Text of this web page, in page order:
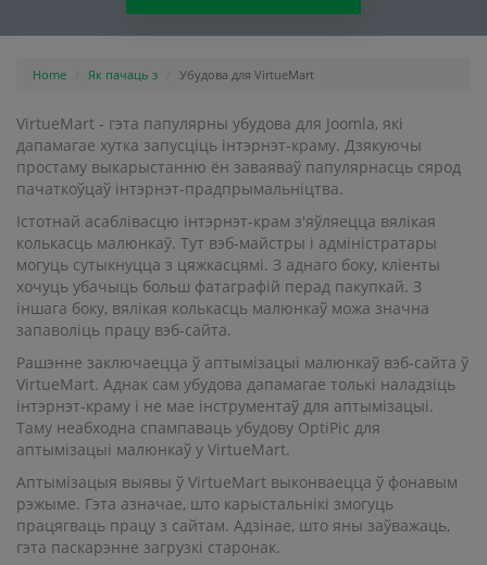
Home Як пачаць з Убудова для VirtueMart
VirtueMart - гэта папулярны убудова для Joomla, які
дапамагае хутка запусціць інтэрнэт-краму. Дзякуючы
простаму выкарыстанню ён заваяваў папулярнасць сярод
пачаткоўцаў інтэрнэт-прадпрымальніцтва.
Істотнай асаблівасцю інтэрнэт-крам з'яўляецца вялікая
колькасць малюнкаў. Тут вэб-майстры і адміністратары
могуць сутыкнуцца з цяжкасцямі. З аднаго боку, кліенты
хочуць убачыць больш фатаграфій перад пакупкай. З
іншага боку, вялікая колькасць малюнкаў можа значна
запаволіць працу вэб-сайта.
Рашэнне заключаецца ў аптымізацыі малюнкаў вэб-сайта ў
VirtueMart. Аднак сам убудова дапамагае толькі наладзіць
інтэрнэт-краму і не мае інструментаў для аптымізацыі.
Таму неабходна спампаваць убудову OptiPic для
аптымізацыі малюнкаў у VirtueMart.
Аптымізацыя выявы ў VirtueMart выконваецца ў фонавым
рэжыме. Гэта азначае, што карыстальнікі змогуць
працягваць працу з сайтам. Адзінае, што яны заўважаць,
гэта паскарэнне загрузкі старонак.